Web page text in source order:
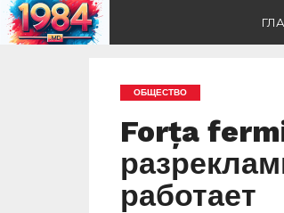
ОБЩЕСТВО
Forța
работает